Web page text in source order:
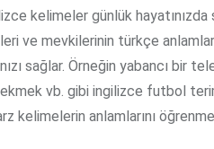
kelimeler günlük hayatınızda
ve mevkilerinin türkçe
sağlar. Örneğin yabancı bir
vb. gibi ingilizce futbol
kelimelerin anlamlarını